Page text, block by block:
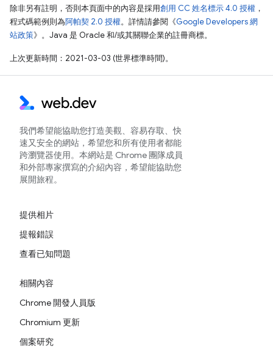
除非另有註明，否則本頁面中的內容是採用創用 CC 姓名標示 4.0 授權 ，
程式碼範例則為阿帕契 2.0 授權。詳情請參閱《Google Developers 網
站政策》。Java 是 Oracle 和/或其關聯企業的註冊商標。
上次更新時間：2021-03-03 (世界標準時間)。
我們希望能協助您打造美觀、容易存取、快
速又安全的網站，希望您和所有使用者都能
跨瀏覽器使用。本網站是 Chrome 團隊成員
和外部專家撰寫的介紹內容，希望能協助您
展開旅程。
提供相片
提報錯誤
查看已知問題
相關內容
Chrome 開發人員版
Chromium 更新
個案研究